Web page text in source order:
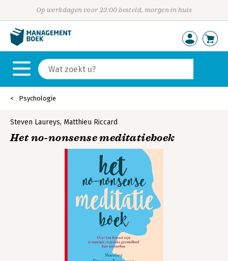
Op werkdagen voor 23:00 besteld, morgen in huis
Psychologie
Steven Laureys, Matthieu Riccard
Het no-nonsense meditatieboek